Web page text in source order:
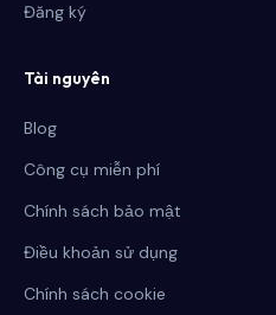
Đăng ký
Tài nguyên
Blog
Công cụ miễn phí
Chính sách bảo mật
Điều khoản sử dụng
Chính sách cookie